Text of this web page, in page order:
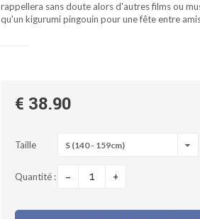
rappellera sans doute alors d'autres films ou
qu'un kigurumi pingouin pour une fête entre
€ 38.90
Taille S (140 - 159cm)
Quantité : - +